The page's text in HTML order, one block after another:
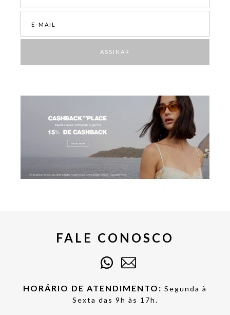
ASSINAR
FALE CONOSCO
HORÁRIO DE ATENDIMENTO: Segunda à
Sexta das 9h às 17h.